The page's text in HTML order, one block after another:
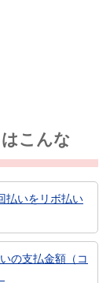
こんな
払いをリボ払い
の支払金額（コ